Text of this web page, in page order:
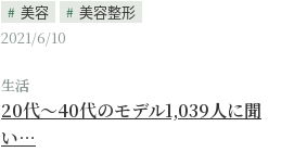
美容
美容整形
2021/6/10
生活
20代～40代のモデル1,039人に聞
い…